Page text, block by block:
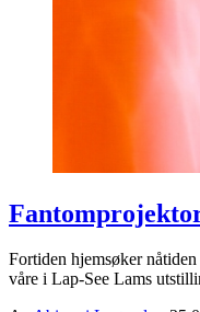
Fortiden hjemsøker
våre i Lap-See Lams